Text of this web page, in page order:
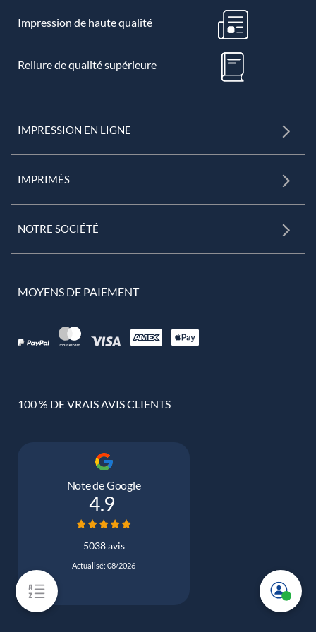
Impression de haute qualité
Reliure de qualité supérieure
IMPRESSION EN LIGNE
IMPRIMÉS
NOTRE SOCIÉTÉ
MOYENS DE PAIEMENT
100 % DE VRAIS AVIS CLIENTS
Note de Google
4.9
5038 avis
Actualisé: 08/2026